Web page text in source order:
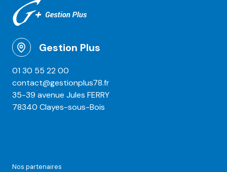
Gestion Plus
01 30 55 22 00
contact@gestionplus78.fr
35-39 avenue Jules FERRY
78340 Clayes-sous-Bois
Nos partenaires